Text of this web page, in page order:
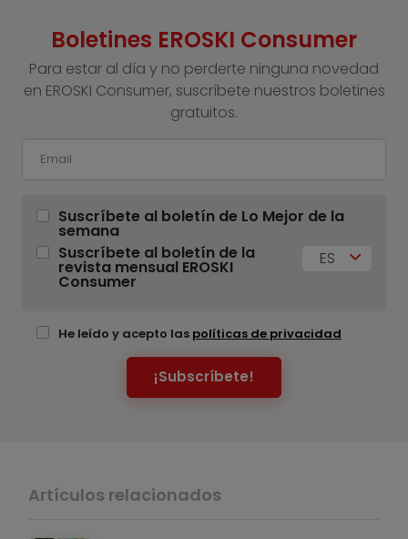
Boletines EROSKI Consumer
Para estar al día y no perderte ninguna novedad
en EROSKI Consumer, suscríbete nuestros boletines
gratuitos.
Suscríbete al boletín de Lo Mejor de la
semana
Suscríbete al boletín de la
revista mensual EROSKI
Consumer
ES
He leído y acepto las políticas de privacidad
¡Subscríbete!
Artículos relacionados